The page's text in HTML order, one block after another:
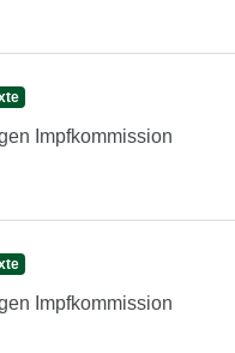
Impfkommission
Impfkommission